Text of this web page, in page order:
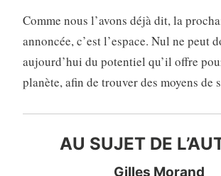
Comme nous l’avons déjà dit, la
annoncée, c’est l’espace. Nul ne peut
aujourd’hui du potentiel qu’il offre
planète, afin de trouver des moyens de
AU SUJET DE
Gilles Morand